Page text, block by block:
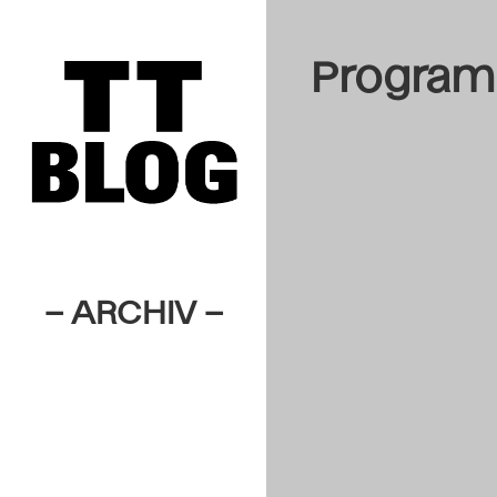
– ARCHIV –